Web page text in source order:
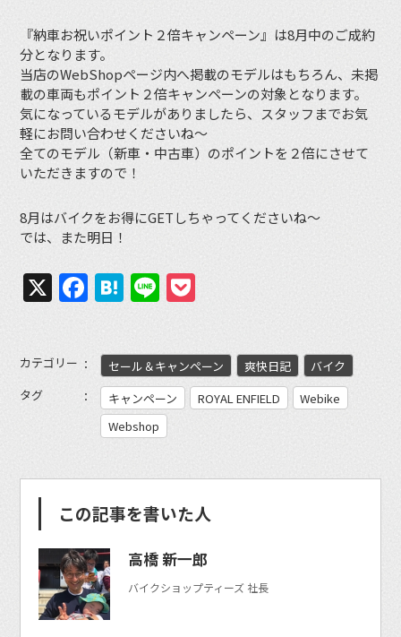
『納車お祝いポイント２倍キャンペーン』は8月中のご成約
分となります。
当店のWebShopページ内へ掲載のモデルはもちろん、未掲
載の車両もポイント２倍キャンペーンの対象となります。
気になっているモデルがありましたら、スタッフまでお気
軽にお問い合わせくださいね〜
全てのモデル（新車・中古車）のポイントを２倍にさせて
いただきますので！
8月はバイクをお得にGETしちゃってくださいね〜
では、また明日！
X Facebook
Hatena
Line
カテゴリー セール＆キャンペーン 爽快日記
バイク
タグ
キャンペーン ROYAL ENFIELD
Webike
Webshop
この記事を書いた人
高橋 新一郎
バイクショップティーズ 社長